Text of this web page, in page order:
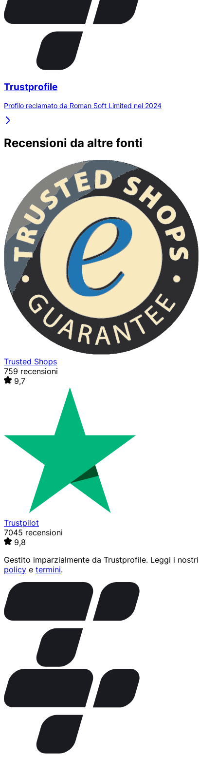
Trustprofile
Profilo reclamato da Roman Soft Limited nel 2024
Recensioni da altre fonti
Trusted Shops
759 recensioni
9,7
Trustpilot
7045 recensioni
9,8
Gestito imparzialmente da Trustprofile. Leggi i nostri
policy e termini.